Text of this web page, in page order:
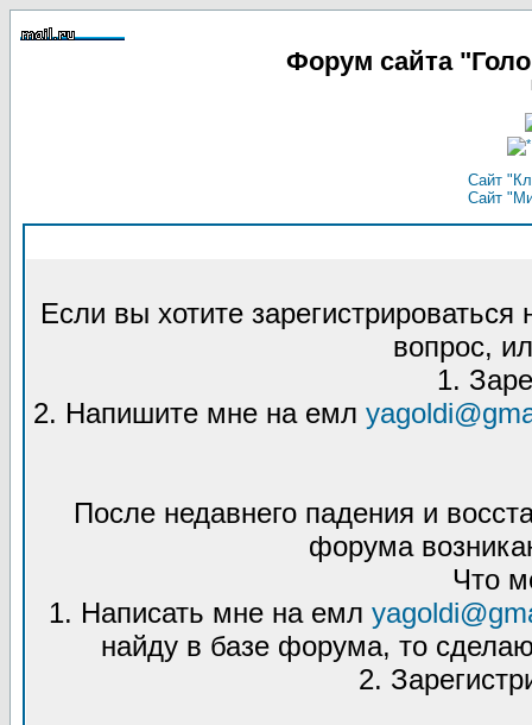
Форум сайта
Сайт
Сайт
Если вы хотите
вопрос,
1.
2. Напишите мне на емл
После недавнего падения и
форума
Что
1. Написать мне на емл
найду в базе форума, то
2.